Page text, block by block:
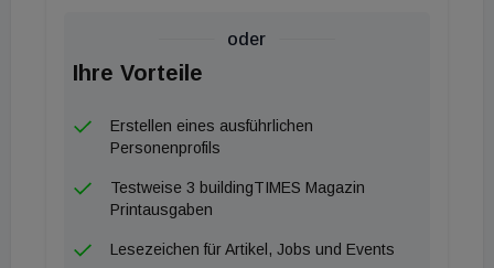
wo die hohe Verfügbarkeit der Technik großen
vorausschauende Wartung und Service. Derzeit
oder
Ihre Vorteile
Erstellen eines ausführlichen
Personenprofils
Testweise 3 buildingTIMES Magazin
Printausgaben
Lesezeichen für Artikel, Jobs und Events